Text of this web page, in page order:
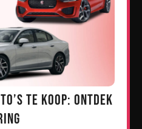
te Koop: Ontdek